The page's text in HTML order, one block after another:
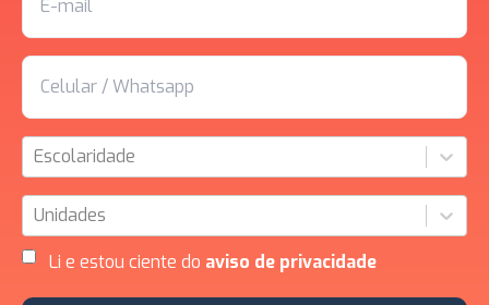
Escolaridade
Unidades
Li e estou ciente do aviso de privacidade